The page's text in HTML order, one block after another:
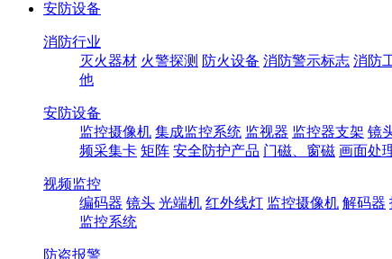
安防设备
消防行业
灭火器材 火警探测 防火设备 消防警示标志 消防
他
安防设备
监控摄像机 集成监控系统 监视器 监控器支架 镜
频采集卡 矩阵 安全防护产品 门磁、窗磁 画面处
视频监控
编码器 镜头 光端机 红外线灯 监控摄像机 解码器
监控系统
防盗报警